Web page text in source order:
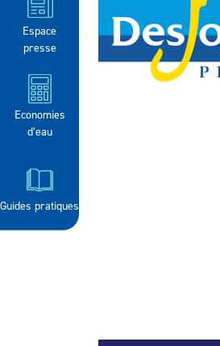
Espace
presse
Economies
d’eau
Guides pratiques